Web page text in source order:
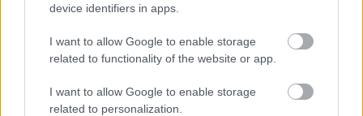
device identifiers in apps.
I want to allow Google to enable storage
related to functionality of the website or app.
I want to allow Google to enable storage
related to personalization.